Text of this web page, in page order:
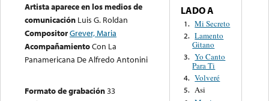
Artista aparece en los medios de
comunicación Luis G. Roldan
CompositorGrever, Maria
AcompañamientoCon La
Panamericana De Alfredo Antonini
Formato de grabación33
LADO A
1. Mi Secreto
2. Lamento
Gitano
3. Yo Canto
Para Ti
4. Volveré
5. Asi